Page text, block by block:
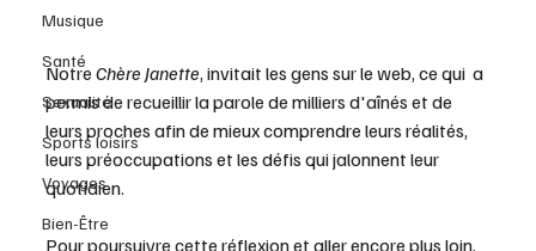
Musique
Santé
Sexualité
Sports loisirs
Voyages
Bien-Être
Notre Chère Janette, invitait les gens sur le web, ce qui  a
permis de recueillir la parole de milliers d'aînés et de
leurs proches afin de mieux comprendre leurs réalités,
leurs préoccupations et les défis qui jalonnent leur
quotidien.
Pour poursuivre cette réflexion et aller encore plus loin,